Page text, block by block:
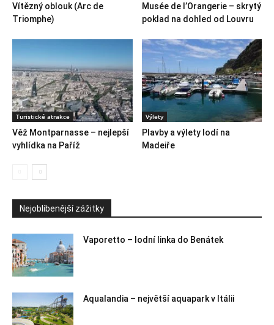
Vítězný oblouk (Arc de
Triomphe)
Musée de l’Orangerie – skrytý
poklad na dohled od Louvru
Turistické atrakce
Věž Montparnasse – nejlepší
vyhlídka na Paříž
Výlety
Plavby a výlety lodí na
Madeiře
Nejoblíbenější zážitky
Vaporetto – lodní linka do Benátek
Aqualandia – největší aquapark v Itálii